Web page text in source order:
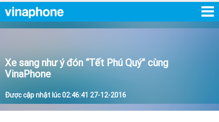
Xe sang như ý đón “Tết Phú Quý” cùng
VinaPhone
Được cập nhật lúc 02:46:41 27-12-2016